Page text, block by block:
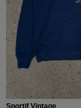
Sportif Vintage